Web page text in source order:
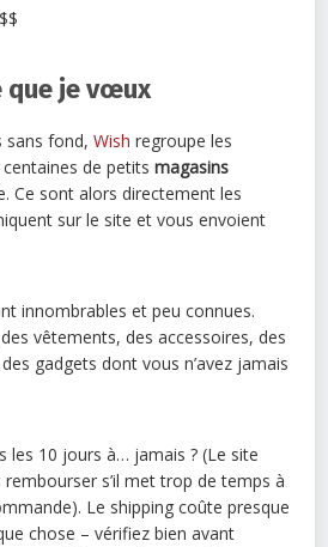
$$
que je vœux
sans fond,Wish regroupe les
de petitsmagasins
Ce sont alors directement les
sur le site et vous envoient
innombrables et peu connues.
vêtements, des accessoires, des
gadgets dont vous n’avez jamais
les 10 jours à… jamais ? (Le site
s’il met trop de temps à
Le shipping coûte presque
chose – vérifiez bien avant